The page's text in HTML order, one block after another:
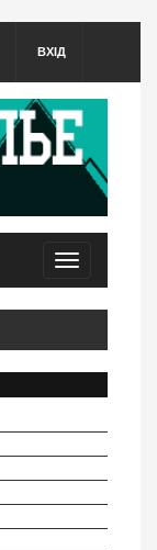
ВХІД
Toggle
navigation